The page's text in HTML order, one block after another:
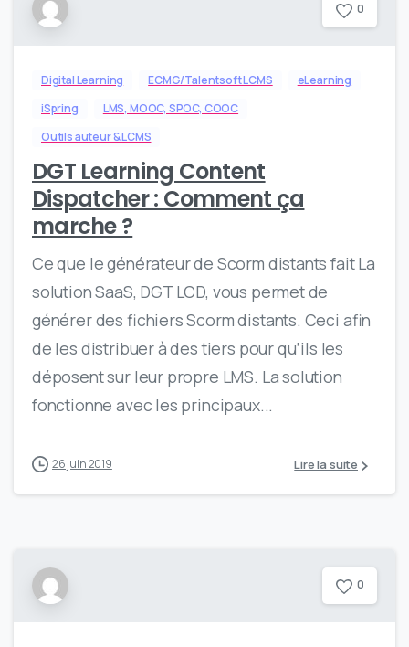
0
Digital Learning ECMG/Talentsoft LCMS
eLearning
iSpring
LMS, MOOC, SPOC, COOC
Outils auteur & LCMS
DGT Learning Content
Dispatcher : Comment ça
marche ?
Ce que le générateur de Scorm distants fait La
solution SaaS, DGT LCD, vous permet de
générer des fichiers Scorm distants. Ceci afin
de les distribuer à des tiers pour qu’ils les
déposent sur leur propre LMS. La solution
fonctionne avec les principaux...
26 juin 2019 Lire la suite
0